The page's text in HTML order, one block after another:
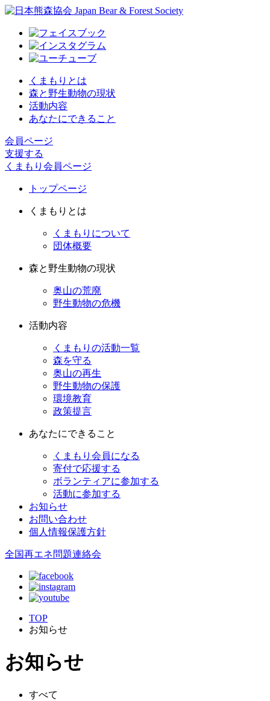
くまもりとは
森と野生動物の現状
活動内容
あなたにできること
会員ページ
支援する
くまもり会員ページ
トップページ
くまもりとは
くまもりについて
団体概要
森と野生動物の現状
奥山の荒廃
野生動物の危機
活動内容
くまもりの活動一覧
森を守る
奥山の再生
野生動物の保護
環境教育
政策提言
あなたにできること
くまもり会員になる
寄付で応援する
ボランティアに参加する
活動に参加する
お知らせ
お問い合わせ
個人情報保護方針
全国再エネ問題連絡会
TOP
お知らせ
お知らせ
すべて